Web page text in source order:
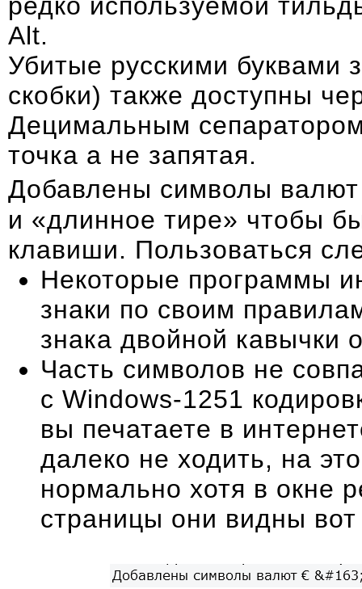
Alt.
Убитые русскими буквами
скобки) также доступны
Децимальным
точка а не запятая.
Добавлены символы
и «длинное тире» чтобы
клавиши. Пользоваться
Некоторые программы
знаки по своим
знака двойной кавычки
Часть символов не
с Windows-1251
вы печатаете в
далеко не ходить, на
нормально хотя в окне
страницы они видны вот